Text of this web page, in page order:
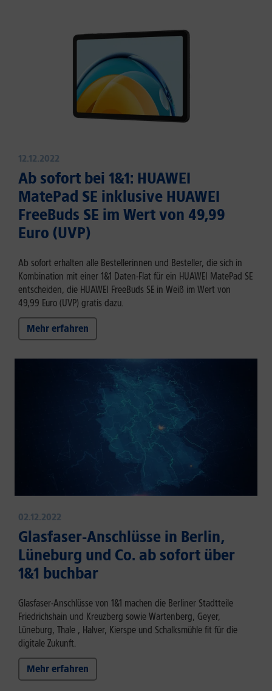
12.12.2022
Ab sofort bei 1&1: HUAWEI
MatePad SE inklusive HUAWEI
FreeBuds SE im Wert von 49,99
Euro (UVP)
Ab sofort erhalten alle Bestellerinnen und Besteller, die sich in
Kombination mit einer 1&1 Daten-Flat für ein HUAWEI MatePad SE
entscheiden, die HUAWEI FreeBuds SE in Weiß im Wert von
49,99 Euro (UVP) gratis dazu.
Mehr erfahren
02.12.2022
Glasfaser-Anschlüsse in Berlin,
Lüneburg und Co. ab sofort über
1&1 buchbar
Glasfaser-Anschlüsse von 1&1 machen die Berliner Stadtteile
Friedrichshain und Kreuzberg sowie Wartenberg, Geyer,
Lüneburg, Thale , Halver, Kierspe und Schalksmühle fit für die
digitale Zukunft.
Mehr erfahren